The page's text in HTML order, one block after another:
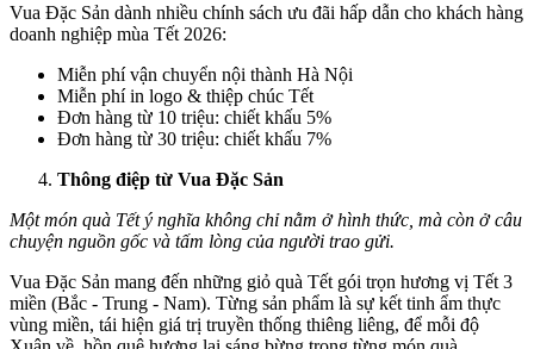
Vua Đặc Sản dành nhiều chính sách ưu đãi hấp dẫn cho khách hàng
doanh nghiệp mùa Tết 2026:
Miễn phí vận chuyển nội thành Hà Nội
Miễn phí in logo & thiệp chúc Tết
Đơn hàng từ 10 triệu: chiết khấu 5%
Đơn hàng từ 30 triệu: chiết khấu 7%
Thông điệp từ Vua Đặc Sản
Một món quà Tết ý nghĩa không chỉ nằm ở hình thức, mà còn ở câu
chuyện nguồn gốc và tấm lòng của người trao gửi.
Vua Đặc Sản mang đến những giỏ quà Tết gói trọn hương vị Tết 3
miền (Bắc - Trung - Nam). Từng sản phẩm là sự kết tinh ẩm thực
vùng miền, tái hiện giá trị truyền thống thiêng liêng, để mỗi độ